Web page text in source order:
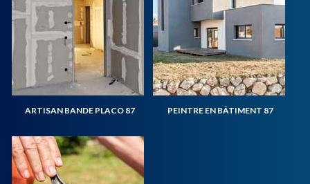
ARTISAN BANDE PLACO 87 PEINTRE EN BÂTIMENT 87